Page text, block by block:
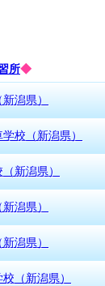
所◆
潟県）
校（新潟県）
新潟県）
潟県）
潟県）
（新潟県）